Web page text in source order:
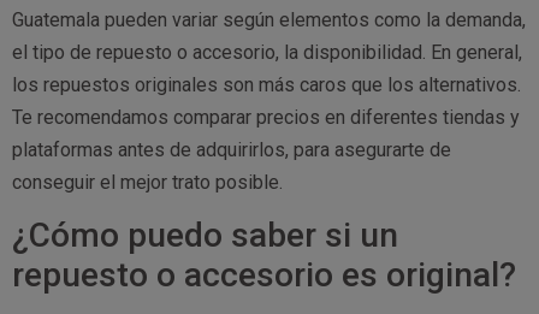
Guatemala pueden variar según elementos como la demanda,
el tipo de repuesto o accesorio, la disponibilidad. En general,
los repuestos originales son más caros que los alternativos.
Te recomendamos comparar precios en diferentes tiendas y
plataformas antes de adquirirlos, para asegurarte de
conseguir el mejor trato posible.
¿Cómo puedo saber si un
repuesto o accesorio es original?